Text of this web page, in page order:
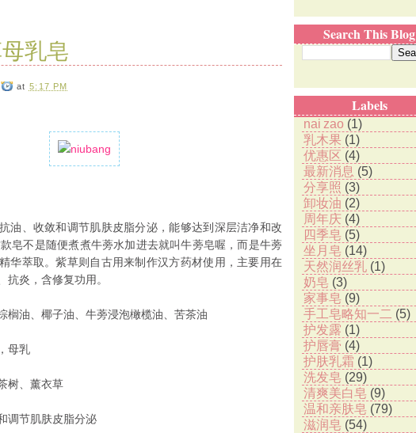
乳皂
at 5:17 PM
油、收敛和调节肌肤皮脂分泌，能够达到深层洁净和改
皂不是随便煮煮牛蒡水加进去就叫牛蒡皂喔，而是牛蒡
华萃取。紫草则自古用来制作汉方药材使用，主要用在
抗炎，含修复功用。
榈油、椰子油、牛蒡浸泡橄榄油、苦茶油
母乳
树、薰衣草
调节肌肤皮脂分泌
Search This Blog
Labels
nai zao (1)
乳木果 (1)
优惠区 (4)
最新消息 (5)
分享照 (3)
卸妆油 (2)
周年庆 (4)
四季皂 (5)
坐月皂 (14)
天然润丝乳 (1)
奶皂 (3)
家事皂 (9)
手工皂略知一二 (5)
护发露 (1)
护唇膏 (4)
护肤乳霜 (1)
洗发皂 (29)
清爽美白皂 (9)
温和亲肤皂 (79)
滋润皂 (54)